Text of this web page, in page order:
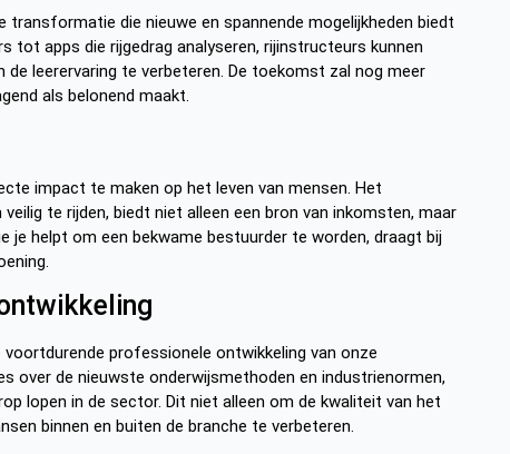
die nieuwe en spannende mogelijkheden biedt
tot apps die rijgedrag analyseren, rijinstructeurs kunnen
leerervaring te verbeteren. De toekomst zal nog meer
als belonend maakt.
impact te maken op het leven van mensen. Het
te rijden, biedt niet alleen een bron van inkomsten, maar
je helpt om een bekwame bestuurder te worden, draagt bij
professionele ontwikkeling van onze
over de nieuwste onderwijsmethoden en industrienormen,
lopen in de sector. Dit niet alleen om de kwaliteit van het
binnen en buiten de branche te verbeteren.